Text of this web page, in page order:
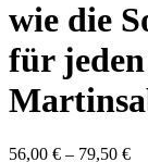
wie die
für
56,00 € – 79,50 €